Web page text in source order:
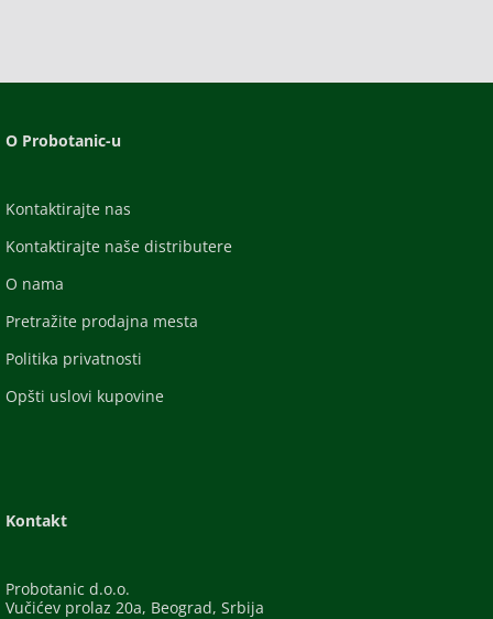
O Probotanic-u
Kontaktirajte nas
Kontaktirajte naše distributere
O nama
Pretražite prodajna mesta
Politika privatnosti
Opšti uslovi kupovine
Kontakt
Probotanic d.o.o.
Vučićev prolaz 20a, Beograd, Srbija